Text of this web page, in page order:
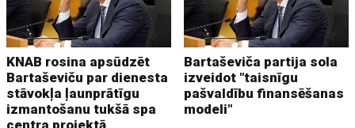
KNAB rosina apsūdzēt
Bartaševiču par dienesta
stāvokļa ļaunprātīgu
izmantošanu tukšā spa
centra projektā
Bartaševiča partija sola
izveidot "taisnīgu
pašvaldību finansēšanas
modeli"